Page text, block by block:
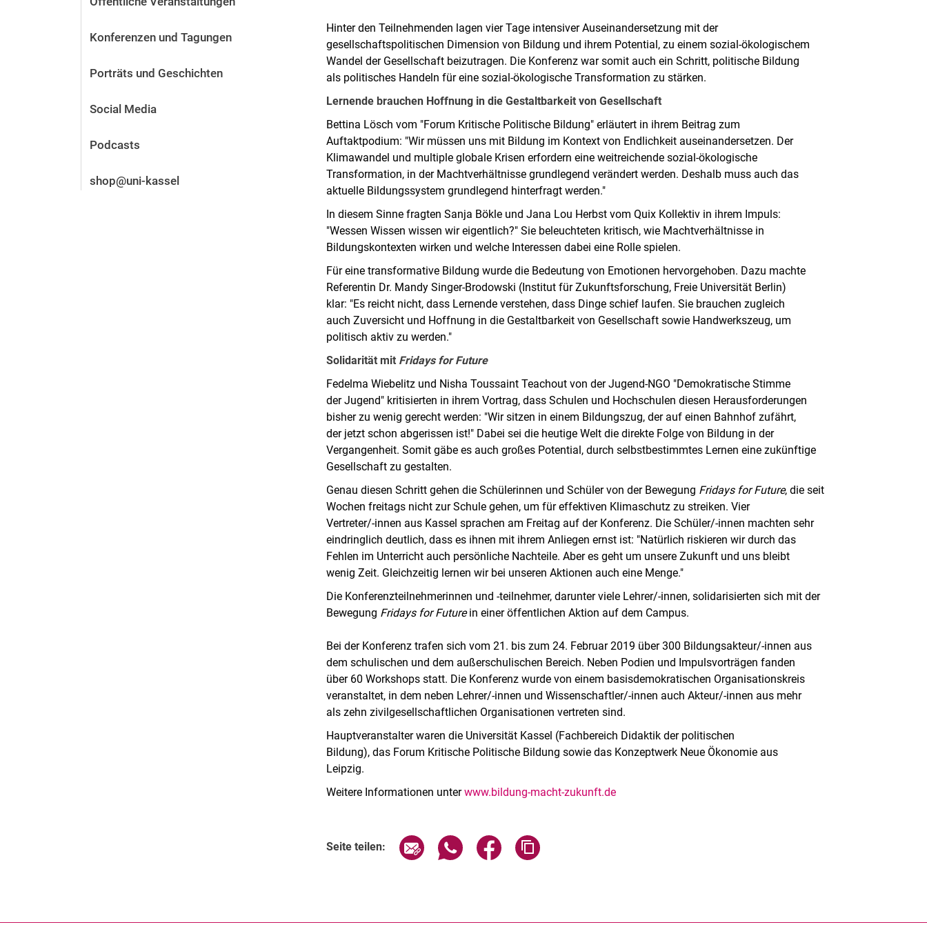
Stellenangebote
Alum­ni und Freunde
Kontakt und Standorte
Konferenzen und Tagungen
Porträts und Geschichten
Social Media
Podcasts
shop@uni-kassel
Hinter den Teilnehmenden lagen vier Tage intensiver Auseinandersetzung mit der
gesellschaftspolitischen Dimension von Bildung und ihrem Potential, zu einem sozial-ökologischem
Wandel der Gesellschaft beizutragen. Die Konferenz war somit auch ein Schritt, politische Bildung
als politisches Handeln für eine sozial-ökologische Transformation zu stärken.
Lernende brauchen Hoffnung in die Gestaltbarkeit von Gesellschaft
Bettina Lösch vom "Forum Kritische Politische Bildung" erläutert in ihrem Beitrag zum
Auftaktpodium: "Wir müssen uns mit Bildung im Kontext von Endlichkeit auseinandersetzen. Der
Klimawandel und multiple globale Krisen erfordern eine weitreichende sozial-ökologische
Transformation, in der Machtverhältnisse grundlegend verändert werden. Deshalb muss auch das
aktuelle Bildungssystem grundlegend hinterfragt werden."
In diesem Sinne fragten Sanja Bökle und Jana Lou Herbst vom Quix Kollektiv in ihrem Impuls:
"Wessen Wissen wissen wir eigentlich?" Sie beleuchteten kritisch, wie Machtverhältnisse in
Bildungskontexten wirken und welche Interessen dabei eine Rolle spielen.
Für eine transformative Bildung wurde die Bedeutung von Emotionen hervorgehoben. Dazu machte
Referentin Dr. Mandy Singer-Brodowski (Institut für Zukunftsforschung, Freie Universität Berlin)
klar: "Es reicht nicht, dass Lernende verstehen, dass Dinge schief laufen. Sie brauchen zugleich
auch Zuversicht und Hoffnung in die Gestaltbarkeit von Gesellschaft sowie Handwerkszeug, um
politisch aktiv zu werden."
Solidarität mit Fridays for Future
Fedelma Wiebelitz und Nisha Toussaint Teachout von der Jugend-NGO "Demokratische Stimme
der Jugend" kritisierten in ihrem Vortrag, dass Schulen und Hochschulen diesen Herausforderungen
bisher zu wenig gerecht werden: "Wir sitzen in einem Bildungszug, der auf einen Bahnhof zufährt,
der jetzt schon abgerissen ist!" Dabei sei die heutige Welt die direkte Folge von Bildung in der
Vergangenheit. Somit gäbe es auch großes Potential, durch selbstbestimmtes Lernen eine zukünftige
Gesellschaft zu gestalten.
Genau diesen Schritt gehen die Schülerinnen und Schüler von der Bewegung Fridays for Future, die seit
Wochen freitags nicht zur Schule gehen, um für effektiven Klimaschutz zu streiken. Vier
Vertreter/-innen aus Kassel sprachen am Freitag auf der Konferenz. Die Schüler/-innen machten sehr
eindringlich deutlich, dass es ihnen mit ihrem Anliegen ernst ist: "Natürlich riskieren wir durch das
Fehlen im Unterricht auch persönliche Nachteile. Aber es geht um unsere Zukunft und uns bleibt
wenig Zeit. Gleichzeitig lernen wir bei unseren Aktionen auch eine Menge."
Die Konferenzteilnehmerinnen und -teilnehmer, darunter viele Lehrer/-innen, solidarisierten sich mit der
Bewegung Fridays for Futurein einer öffentlichen Aktion auf dem Campus.
Bei der Konferenz trafen sich vom 21. bis zum 24. Februar 2019 über 300 Bildungsakteur/-innen aus
dem schulischen und dem außerschulischen Bereich. Neben Podien und Impulsvorträgen fanden
über 60 Workshops statt. Die Konferenz wurde von einem basisdemokratischen Organisationskreis
veranstaltet, in dem neben Lehrer/-innen und Wissenschaftler/-innen auch Akteur/-innen aus mehr
als zehn zivilgesellschaftlichen Organisationen vertreten sind.
Hauptveranstalter waren die Universität Kassel (Fachbereich Didaktik der politischen
Bildung), das Forum Kritische Politische Bildung sowie das Konzeptwerk Neue Ökonomie aus
Leipzig.
Weitere Informationen unterwww.bildung-macht-zukunft.de
Seite teilen: Seite über E-Mail teilen
Seite über WhatsApp teilen (externer Link, öffnet neues Fenster)
Seite über Facebook teilen (externer Link, öffnet neues Fenster)